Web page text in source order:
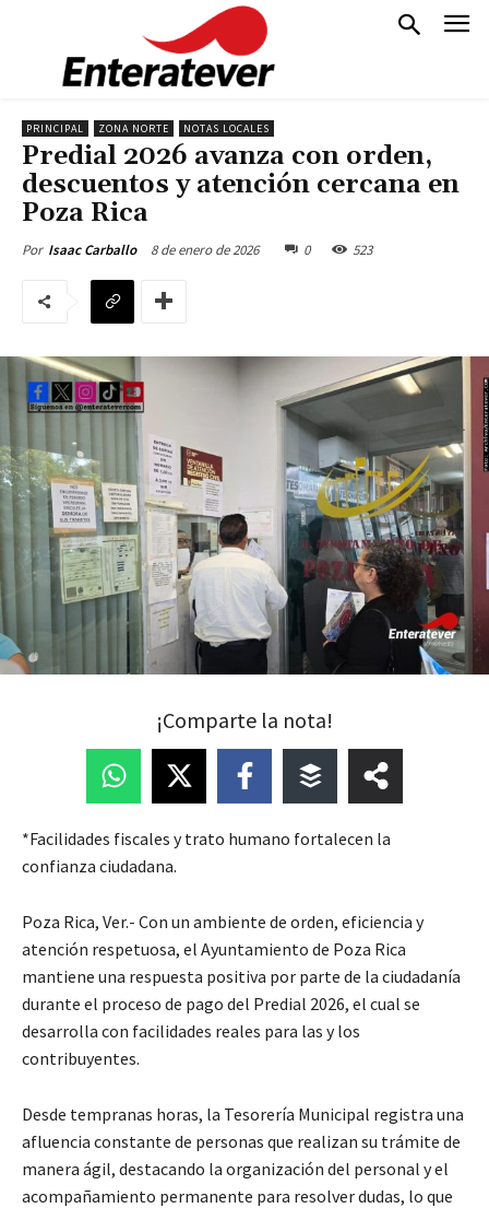
PRINCIPAL ZONA NORTE NOTAS LOCALES
Predial 2026 avanza con orden,
descuentos y atención cercana en
Poza Rica
Por Isaac Carballo 8 de enero de 2026 0 523
¡Comparte la nota!
*Facilidades fiscales y trato humano fortalecen la
confianza ciudadana.
Poza Rica, Ver.- Con un ambiente de orden, eficiencia y
atención respetuosa, el Ayuntamiento de Poza Rica
mantiene una respuesta positiva por parte de la ciudadanía
durante el proceso de pago del Predial 2026, el cual se
desarrolla con facilidades reales para las y los
contribuyentes.
Desde tempranas horas, la Tesorería Municipal registra una
afluencia constante de personas que realizan su trámite de
manera ágil, destacando la organización del personal y el
acompañamiento permanente para resolver dudas, lo que